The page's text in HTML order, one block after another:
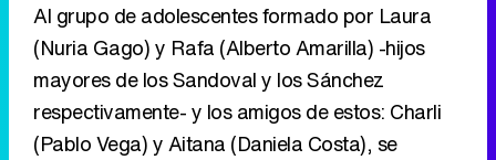
Al grupo de adolescentes formado por Laura
(Nuria Gago) y Rafa (Alberto Amarilla) -hijos
mayores de los Sandoval y los Sánchez
respectivamente- y los amigos de estos: Charli
(Pablo Vega) y Aitana (Daniela Costa), se